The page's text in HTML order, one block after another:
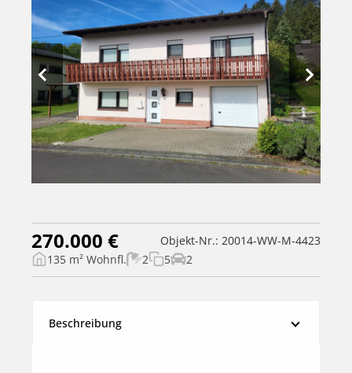
270.000 €
Objekt-Nr.: 20014-WW-M-4423
135 m² Wohnfl.
2 5 2
Beschreibung